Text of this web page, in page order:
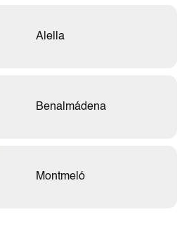
Alella
Benalmádena
Montmeló